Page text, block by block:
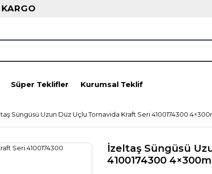
Süper Teklifler Kurumsal Teklif
Süngüsü Uzun Düz Uçlu Tornavida Kraft Seri 4100174300
İzeltaş Süngüsü
4100174300